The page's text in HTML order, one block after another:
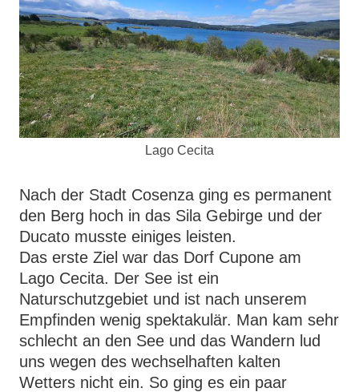
Lago Cecita
Nach der Stadt Cosenza ging es permanent
den Berg hoch in das Sila Gebirge und der
Ducato musste einiges leisten.
Das erste Ziel war das Dorf Cupone am
Lago Cecita. Der See ist ein
Naturschutzgebiet und ist nach unserem
Empfinden wenig spektakulär. Man kam sehr
schlecht an den See und das Wandern lud
uns wegen des wechselhaften kalten
Wetters nicht ein. So ging es ein paar